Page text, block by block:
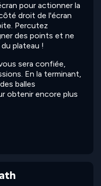
pour actionner la
droit de l'écran
Percutez
des points et ne
plateau !
sera confiée,
En la terminant,
balles
obtenir encore plus